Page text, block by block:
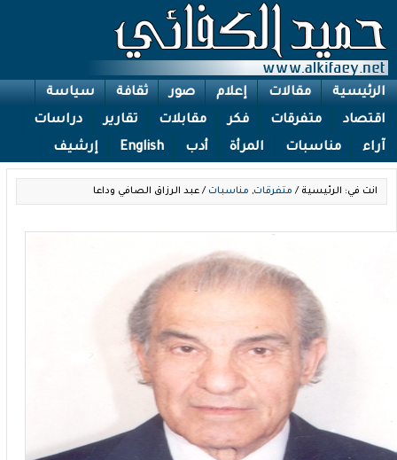
الرئيسية مقالات إعلام صور ثقافة
سياسة
اقتصاد
متفرقات فكر مقابلات تقارير
دراسات
آراء
مناسبات المرأة أدب English إرشيف
انت في: الرئيسية / متفرقات, مناسبات / عبد الرزاق الصافي وداعا